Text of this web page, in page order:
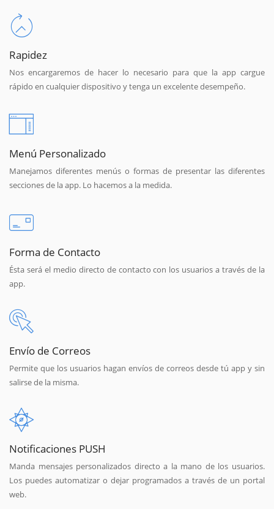
Rapidez
Nos encargaremos de hacer lo necesario para que la app cargue
rápido en cualquier dispositivo y tenga un excelente desempeño.
Menú Personalizado
Manejamos diferentes menús o formas de presentar las diferentes
secciones de la app. Lo hacemos a la medida.
Forma de Contacto
Ésta será el medio directo de contacto con los usuarios a través de la
app.
Envío de Correos
Permite que los usuarios hagan envíos de correos desde tú app y sin
salirse de la misma.
Notificaciones PUSH
Manda mensajes personalizados directo a la mano de los usuarios.
Los puedes automatizar o dejar programados a través de un portal
web.